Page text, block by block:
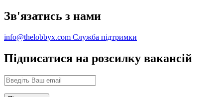
Зв'язатись з нами
info@thelobbyx.com Служба підтримки
Підписатися на розсилку вакансій